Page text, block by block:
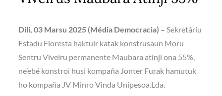
Dili, 03 Marsu 2025 (Média Democracia) – Sekretáriu
Estadu Floresta haktuir katak konstrusaun Moru
Sentru Viveiru permanente Maubara atinji ona 55%,
ne’ebé konstroi husi kompaña Jonter Furak hamutuk
ho kompaña JV Minro Vinda Unipesoa.Lda.